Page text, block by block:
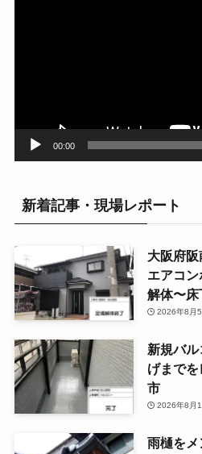
00:00
新着記事・現場レポート
大阪府
エアコ
解体〜
2026年8月5
新規バ
げまで
市
2026年8月1
雨樋を